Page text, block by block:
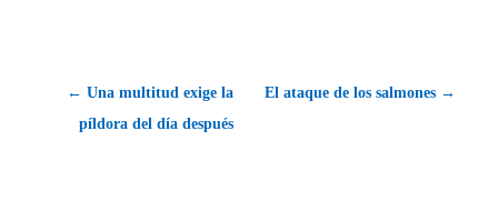
← Una multitud exige la
píldora del día después
El ataque de los salmones →